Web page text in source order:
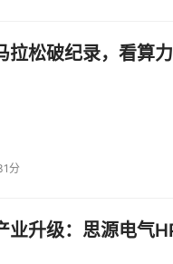
拉松破纪录，看算
分
业升级：思源电气